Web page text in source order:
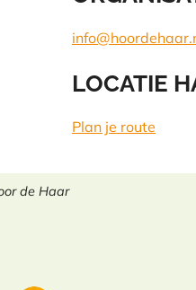
LOCATIE
Plan je route
de Haar